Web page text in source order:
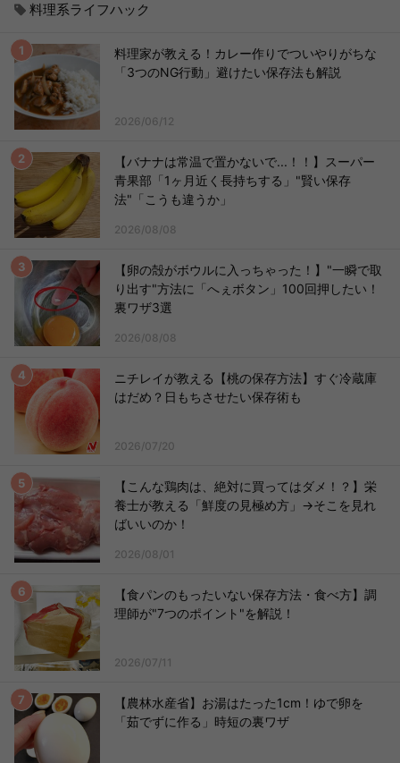
料理系ライフハック
料理家が教える！カレー作りでついやりがちな
「3つのNG行動」避けたい保存法も解説
2026/06/12
【バナナは常温で置かないで...！！】スーパー
青果部「1ヶ月近く長持ちする」"賢い保存
法"「こうも違うか」
2026/08/08
【卵の殻がボウルに入っちゃった！】"一瞬で取
り出す"方法に「へぇボタン」100回押したい！
裏ワザ3選
2026/08/08
ニチレイが教える【桃の保存方法】すぐ冷蔵庫
はだめ？日もちさせたい保存術も
2026/07/20
【こんな鶏肉は、絶対に買ってはダメ！？】栄
養士が教える「鮮度の見極め方」→そこを見れ
ばいいのか！
2026/08/01
【食パンのもったいない保存方法・食べ方】調
理師が"7つのポイント"を解説！
2026/07/11
【農林水産省】お湯はたった1cm！ゆで卵を
「茹でずに作る」時短の裏ワザ